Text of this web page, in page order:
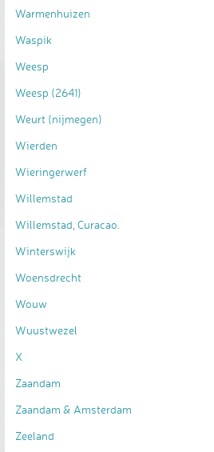
Warmenhuizen
Waspik
Weesp
Weesp (2641)
Weurt (nijmegen)
Wierden
Wieringerwerf
Willemstad
Willemstad, Curacao.
Winterswijk
Woensdrecht
Wouw
Wuustwezel
X
Zaandam
Zaandam & Amsterdam
Zeeland